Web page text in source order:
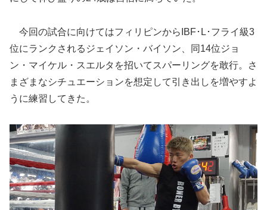
今回の試合に向けてはフィリピンからIBF･L･フライ級3
位にランクされるジェイソン・バイソン、同14位ジョ
ン・マイケル・スエルタを招いてスパーリングを敢行。さ
まざまなシチュエーションを想定して引き出しを増やすよ
うに練習してきた。